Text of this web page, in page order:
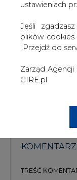
„Przejdź do
Zarząd Agencji
CIRE.plArtykuł
Wydawca
TREŚĆ